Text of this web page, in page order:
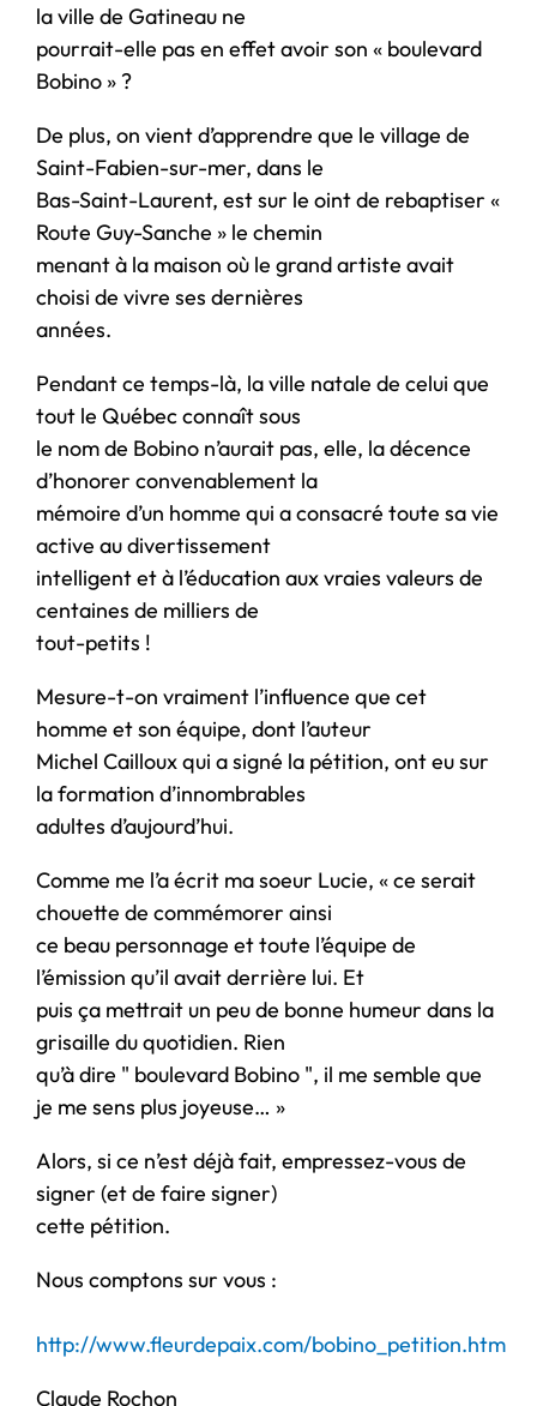
la ville de Gatineau ne
pourrait-elle pas en effet avoir son « boulevard
Bobino » ?
De plus, on vient d’apprendre que le village de
Saint-Fabien-sur-mer, dans le
Bas-Saint-Laurent, est sur le oint de rebaptiser «
Route Guy-Sanche » le chemin
menant à la maison où le grand artiste avait
choisi de vivre ses dernières
années.
Pendant ce temps-là, la ville natale de celui que
tout le Québec connaît sous
le nom de Bobino n’aurait pas, elle, la décence
d’honorer convenablement la
mémoire d’un homme qui a consacré toute sa vie
active au divertissement
intelligent et à l’éducation aux vraies valeurs de
centaines de milliers de
tout-petits !
Mesure-t-on vraiment l’influence que cet
homme et son équipe, dont l’auteur
Michel Cailloux qui a signé la pétition, ont eu sur
la formation d’innombrables
adultes d’aujourd’hui.
Comme me l’a écrit ma soeur Lucie, « ce serait
chouette de commémorer ainsi
ce beau personnage et toute l’équipe de
l’émission qu’il avait derrière lui. Et
puis ça mettrait un peu de bonne humeur dans la
grisaille du quotidien. Rien
qu’à dire " boulevard Bobino ", il me semble que
je me sens plus joyeuse… »
Alors, si ce n’est déjà fait, empressez-vous de
signer (et de faire signer)
cette pétition.
Nous comptons sur vous :
http://www.fleurdepaix.com/bobino_petition.htm
Claude Rochon